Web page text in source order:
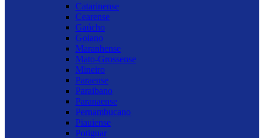
Catarinense
Cearense
Gaúcho
Goiano
Maranhense
Mato-Grossense
Mineiro
Paraense
Paraibano
Paranaense
Pernambucano
Piauiense
Potiguar